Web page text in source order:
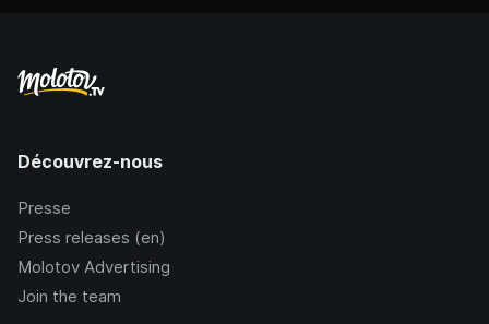
Découvrez-nous
Presse
Press releases (en)
Molotov Advertising
Join the team